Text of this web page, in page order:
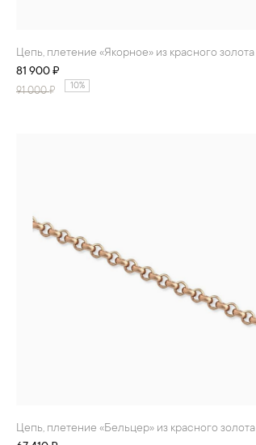
Цепь, плетение «Якорное» из красного золота
81 900 ₽
91 000₽ 10%
Цепь, плетение «Бельцер» из красного золота